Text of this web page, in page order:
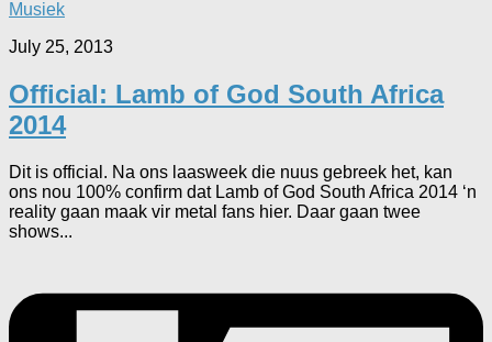
Musiek
July 25, 2013
Official: Lamb of God South Africa
2014
Dit is official. Na ons laasweek die nuus gebreek het, kan
ons nou 100% confirm dat Lamb of God South Africa 2014 ‘n
reality gaan maak vir metal fans hier. Daar gaan twee
shows...